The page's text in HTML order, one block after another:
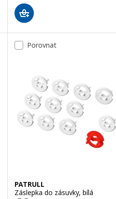
Porovnat
PATRULL
Záslepka do zásuvky, bílá